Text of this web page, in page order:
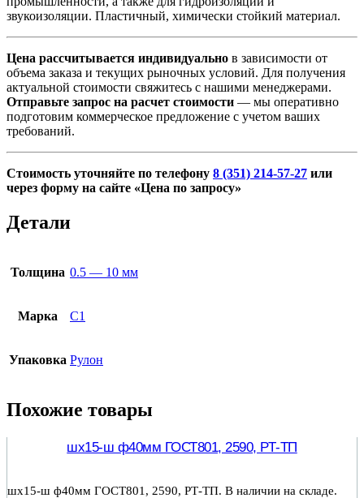
звукоизоляции. Пластичный, химически стойкий материал.
Цена рассчитывается индивидуально в зависимости от
объема заказа и текущих рыночных условий. Для получения
актуальной стоимости свяжитесь с нашими менеджерами.
Отправьте запрос на расчет стоимости — мы оперативно
подготовим коммерческое предложение с учетом ваших
требований.
Стоимость уточняйте по телефону 8 (351) 214-57-27 или
через форму на сайте «Цена по запросу»
Детали
Толщина 0.5 — 10 мм
Марка С1
Упаковка Рулон
Похожие товары
шх15-ш ф40мм ГОСТ801, 2590, РТ-ТП
шх15-ш ф40мм ГОСТ801, 2590, РТ-ТП. В наличии на складе.